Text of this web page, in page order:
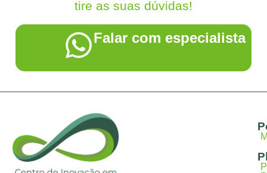
tire as suas dúvidas!
Falar com especialista